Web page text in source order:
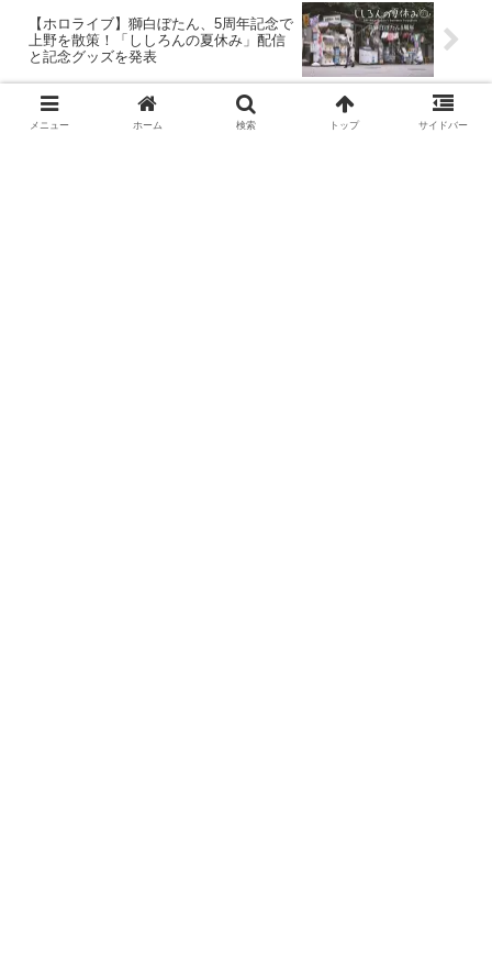
【ホロライブ】獅白ぼたん、5周年記念で
上野を散策！「ししろんの夏休み」配信
と記念グッズを発表
メニュー ホーム 検索 トップ サイドバー